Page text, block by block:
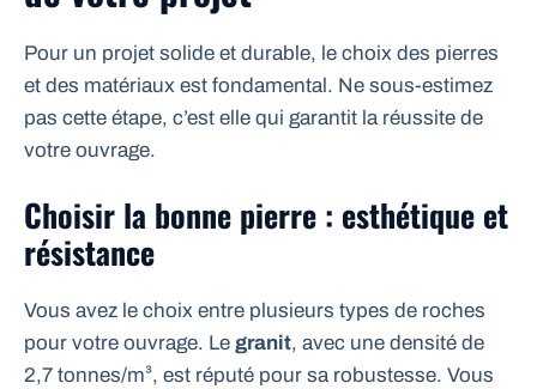
Pour un projet solide et durable, le choix des pierres
et des matériaux est fondamental. Ne sous-estimez
pas cette étape, c’est elle qui garantit la réussite de
votre ouvrage.
Choisir la bonne pierre : esthétique et
résistance
Vous avez le choix entre plusieurs types de roches
pour votre ouvrage. Le granit, avec une densité de
2,7 tonnes/m³, est réputé pour sa robustesse. Vous